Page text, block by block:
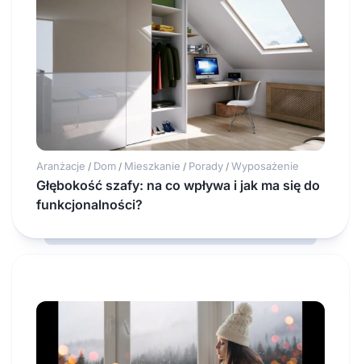
Aranżacje / Dom / Mieszkanie / Porady / Wyposażenie
Głębokość szafy: na co wpływa i jak ma się do
funkcjonalności?